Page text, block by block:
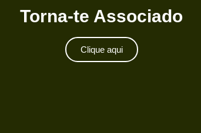
Torna-te Associado
Clique aqui